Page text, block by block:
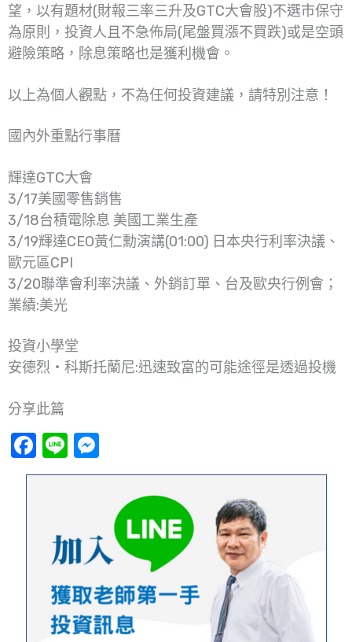
望，以有題材(財報三率三升及GTC大會股)不選市保守
為原則，投資人且不急佈局(尾盤買漲不買跌)或是空頭
避險策略，除息策略也是獲利機會。
以上為個人觀點，不為任何投資建議，請特別注意！
國內外重點行事曆
輝達GTC大會
3/17美國零售銷售
3/18台積電除息 美國工業生產
3/19輝達CEO黃仁勳演講(01:00) 日本央行利率決議、
歐元區CPI
3/20聯準會利率決議、外銷訂單、台及歐央行例會；
業績:美光
投資小學堂
安德烈‧科斯托蘭尼:迅速致富的可能途徑是透過投機
分享此篇
Facebook
Line